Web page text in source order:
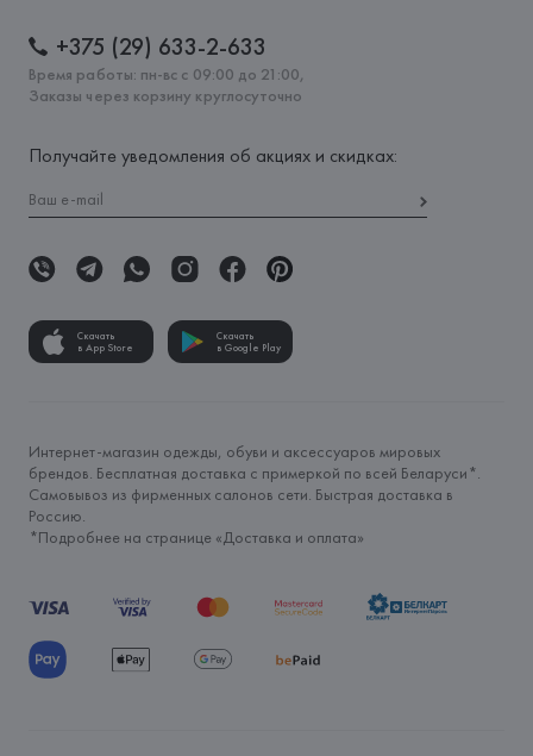
+375 (29) 633-2-633
Время работы: пн-вс с 09:00 до 21:00,
Заказы через корзину круглосуточно
Получайте уведомления об акциях и скидках:
Скачать
в App Store
Скачать
в Google Play
Интернет-магазин одежды, обуви и аксессуаров мировых
брендов. Бесплатная доставка с примеркой по всей Беларуси*.
Самовывоз из фирменных салонов сети. Быстрая доставка в
Россию.
*Подробнее на странице «Доставка и оплата»